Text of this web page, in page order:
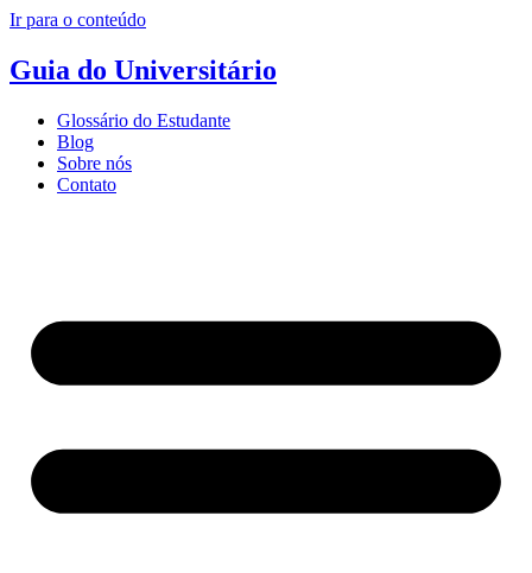
Ir para o conteúdo
Guia do Universitário
Glossário do Estudante
Blog
Sobre nós
Contato